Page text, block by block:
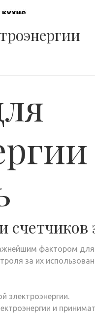
счетчиков
фактором
за их
электроэнергии.
и